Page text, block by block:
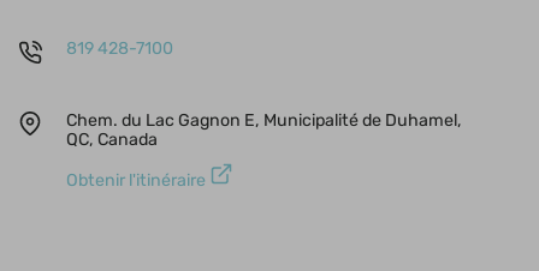
819 428-7100
Chem. du Lac Gagnon E, Municipalité de Duhamel,
QC, Canada
Obtenir l'itinéraire